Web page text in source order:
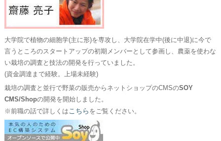
大学院で植物の細胞学(主に形)を専攻し、大学院在学中(後に中退)に今で
言うところのスタートアップの初期メンバーとして参画し、農薬を使わな
い栽培の調査と技法の開発を行っていました。
(資金調達まで経験。上場未経験)
栽培の調査と並行で野菜の販売からネットショップのCMSのSOY
CMS/Shopの開発を開始しました。
※前職の話で詳しくはこちら をご覧ください。